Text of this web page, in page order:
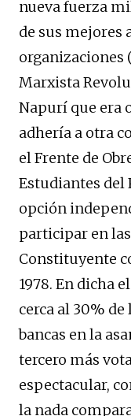
nueva fuerza
de sus mejores
organizaciones
Marxista
Napurí que era
adhería a otra
el Frente de
Estudiantes del
opción
participar en
Constituyente
1978. En dicha
cerca al 30%
bancas en la
tercero más
espectacular,
la nada